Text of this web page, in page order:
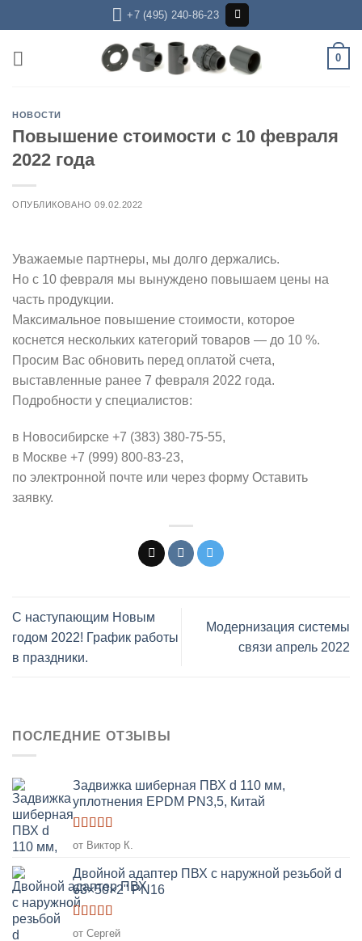
to
content
+7 (495) 240-86-23
0
НОВОСТИ
Повышение стоимости с 10 февраля
2022 года
ОПУБЛИКОВАНО09.02.2022
Уважаемые партнеры, мы долго держались.
Но с 10 февраля мы вынуждено повышаем цены на
часть продукции.
Максимальное повышение стоимости, которое
коснется нескольких категорий товаров — до 10 %.
Просим Вас обновить перед оплатой счета,
выставленные ранее 7 февраля 2022 года.
Подробности у специалистов:
в Новосибирске +7 (383) 380-75-55,
в Москве +7 (999) 800-83-23,
по электронной почте или через форму Оставить
заявку.
С наступающим Новым
годом 2022! График работы
в праздники.
Модернизация системы
связи апрель 2022
ПОСЛЕДНИЕ ОТЗЫВЫ
Задвижка шиберная ПВХ d 110 мм,
уплотнения EPDM PN3,5, Китай
Оценка5
от Виктор К.
Двойной адаптер ПВХ с наружной резьбой d
63×50×2" PN16
Оценка5
от Сергей